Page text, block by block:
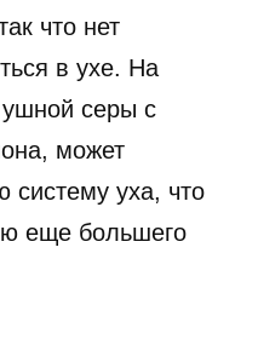
что нет
в ухе. На
серы с
может
систему уха, что
еще большего